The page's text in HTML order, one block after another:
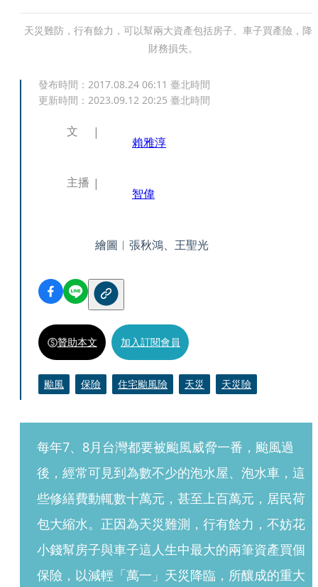
天災難防，行有餘力，可以幫兩大資產包括房子、車子買產險，降
財務損失。
發布時間： 2017.08.24 06:11 臺北時間
更新時間： 2023.09.12 20:25 臺北時間
文
賴雅淳
主播
智偉
繪圖︱張秋鴻、王聖光
贊助本文 加入訂閱會員
颱風 保險 住宅颱風險 天災 天災險
每年7、8月台灣都要被颱風威脅一番，颱風過
後，經常可見到為數不少的泡水屋、泡水車，這
些修繕費動輒數十萬元，甚至上百萬元，居民荷
包大縮水。正因為天災難測，行有餘力，不妨花
小錢幫房子與車子這人生中最大的兩筆資產買個
保險，以減輕「萬一」天災降臨，所釀成的重大